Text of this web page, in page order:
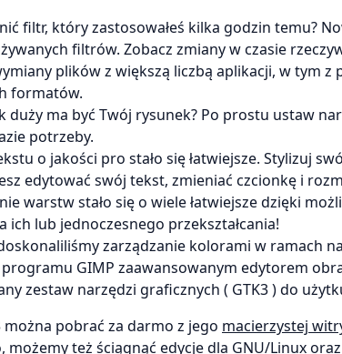
filtr, który zastosowałeś kilka godzin temu?
filtrów. Zobacz zmiany w czasie
plików z większą liczbą aplikacji, w tym z
formatów.
duży ma być Twój rysunek? Po prostu ustaw
potrzeby.
o jakości pro stało się łatwiejsze. Stylizuj
edytować swój tekst, zmieniać czcionkę i
warstw stało się o wiele łatwiejsze dzięki
ich lub jednoczesnego przekształcania!
zarządzanie kolorami w ramach
GIMP zaawansowanym edytorem
zestaw narzędzi graficznych ( GTK3 ) do
pobrać za darmo z jego macierzystej
możemy też ściągnąć edycje dla GNU/Linux